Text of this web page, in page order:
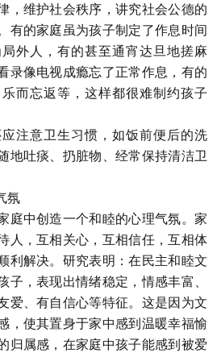
，维护社会秩序，讲究社会公德的
有的家庭虽为孩子制定了作息时间
外人，有的甚至通宵达旦地搓麻
录像电视成瘾忘了正常作息，有的
而忘返等，这样都很难制约孩子
意卫生习惯，如饭前便后的洗
地吐痰、扔脏物、经常保持清洁卫
氛
中创造一个和睦的心理气氛。家
人，互相关心，互相信任，互相体
利解决。研究表明：在民主和睦文
子，表现出情绪稳定，情感丰富、
爱、有自信心等特征。这是因为文
，使其置身于家中感到温暖幸福愉
归属感，在家庭中孩子能感到被爱